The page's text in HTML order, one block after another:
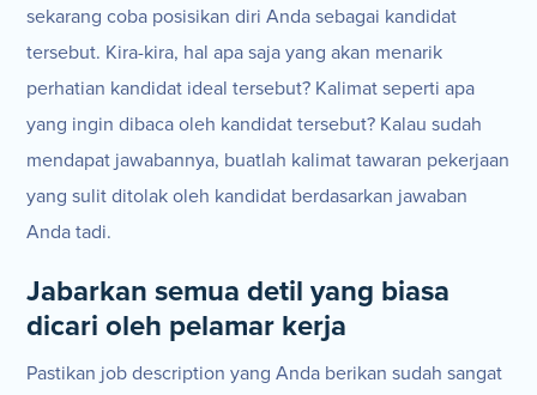
sekarang coba posisikan diri Anda sebagai kandidat
tersebut. Kira-kira, hal apa saja yang akan menarik
perhatian kandidat ideal tersebut? Kalimat seperti apa
yang ingin dibaca oleh kandidat tersebut? Kalau sudah
mendapat jawabannya, buatlah kalimat tawaran pekerjaan
yang sulit ditolak oleh kandidat berdasarkan jawaban
Anda tadi.
Jabarkan semua detil yang biasa
dicari oleh pelamar kerja
Pastikan job description yang Anda berikan sudah sangat